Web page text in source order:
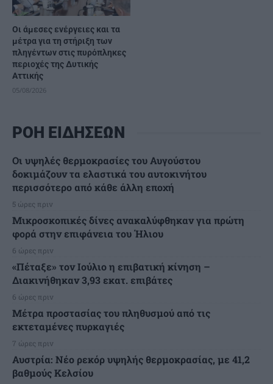
Οι άμεσες ενέργειες και τα
μέτρα για τη στήριξη των
πληγέντων στις πυρόπληκες
περιοχές της Δυτικής
Αττικής
05/08/2026
ΡΟΗ ΕΙΔΗΣΕΩΝ
Οι υψηλές θερμοκρασίες του Αυγούστου
δοκιμάζουν τα ελαστικά του αυτοκινήτου
περισσότερο από κάθε άλλη εποχή
5 ώρες πριν
Μικροσκοπικές δίνες ανακαλύφθηκαν για πρώτη
φορά στην επιφάνεια του Ήλιου
6 ώρες πριν
«Πέταξε» τον Ιούλιο η επιβατική κίνηση –
Διακινήθηκαν 3,93 εκατ. επιβάτες
6 ώρες πριν
Μέτρα προστασίας του πληθυσμού από τις
εκτεταμένες πυρκαγιές
7 ώρες πριν
Αυστρία: Νέο ρεκόρ υψηλής θερμοκρασίας, με 41,2
βαθμούς Κελσίου